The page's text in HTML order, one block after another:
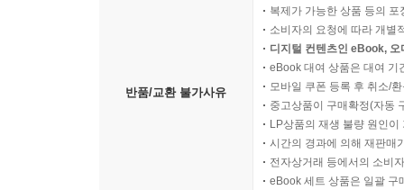
반품/교환 불가사유
복제가 가능한 상품 등의
소비자의 요청에 따라 개별
디지털 컨텐츠인 eBook,
eBook 대여 상품은 대여 기
모바일 쿠폰 등록 후 취소/
중고상품이 구매확정(자동
LP상품의 재생 불량 원인
시간의 경과에 의해 재판매
전자상거래 등에서의 소비
eBook 세트 상품은 일괄 구